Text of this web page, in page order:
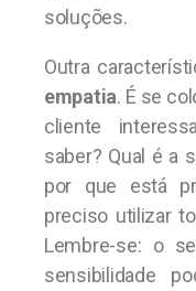
soluções.
Outra
empatia. É se
cliente
saber? Qual é a
por que está
preciso utilizar
Lembre-se: o
sensibilidade